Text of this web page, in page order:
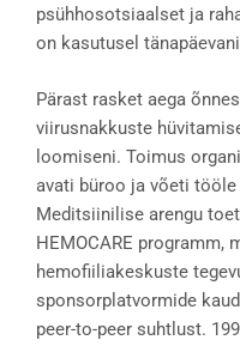
psühhosotsiaalset ja
on kasutusel
Pärast rasket aega
viirusnakkuste
loomiseni. Toimus
avati büroo ja võeti
Meditsiinilise arengu
HEMOCARE programm,
hemofiiliakeskuste
sponsorplatvormide
peer-to-peer suhtlust.